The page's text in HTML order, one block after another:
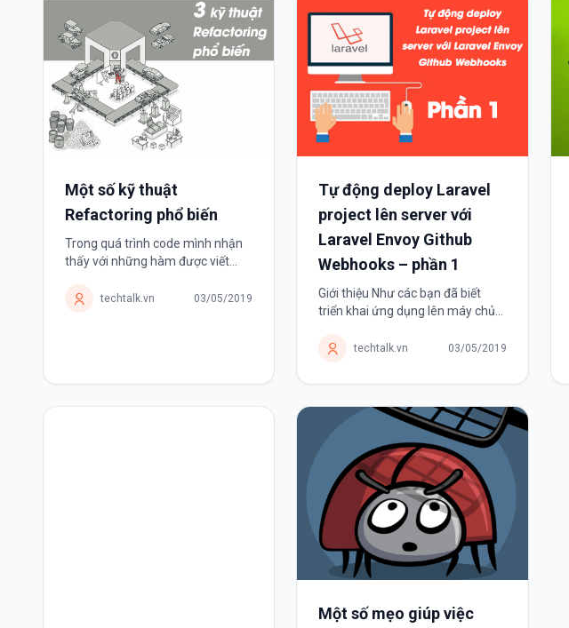
Một số kỹ thuật
Refactoring phổ biến
Trong quá trình code mình nhận
thấy với những hàm được viết
hàm đồng thời thực hiện nhiều
techtalk.vn 03/05/2019
Tự động deploy Laravel
project lên server với
Laravel Envoy Github
Webhooks – phần 1
Giới thiệu Như các bạn đã biết
triển khai ứng dụng lên máy chủ
nhưng cũng đầy rủi ro. Nếu bạn
bạn phải: Ssh...
techtalk.vn 03/05/2019
Một số mẹo giúp việc